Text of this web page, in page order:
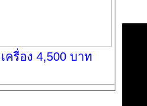
ครื่อง 4,500 บาท